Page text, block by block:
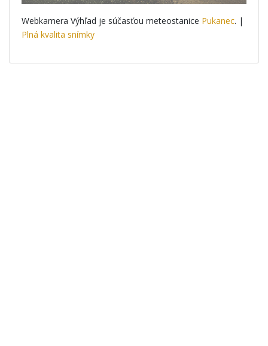
Webkamera Výhľad je súčasťou meteostanice Pukanec. |
Plná kvalita snímky